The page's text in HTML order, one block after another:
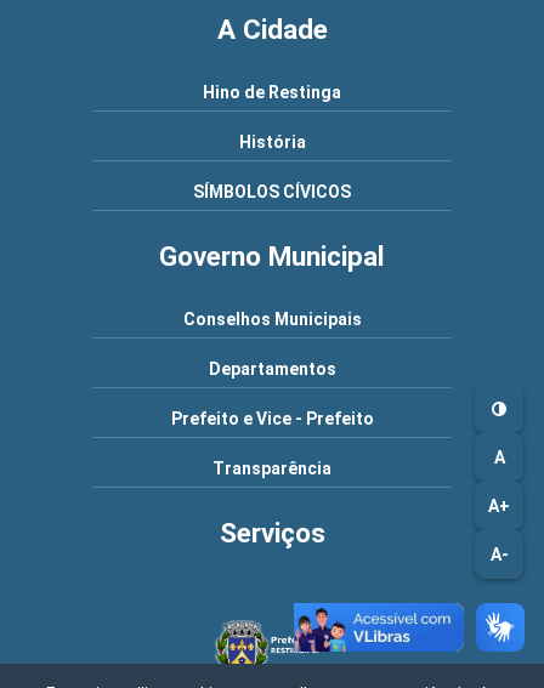
A
A+
A-
A Cidade
Hino de Restinga
História
SÍMBOLOS CÍVICOS
Governo Municipal
Conselhos Municipais
Departamentos
Prefeito e Vice - Prefeito
Transparência
Serviços